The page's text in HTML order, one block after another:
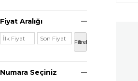
Fiyat Aralığı
Filtrele
Numara Seçiniz
şimdi